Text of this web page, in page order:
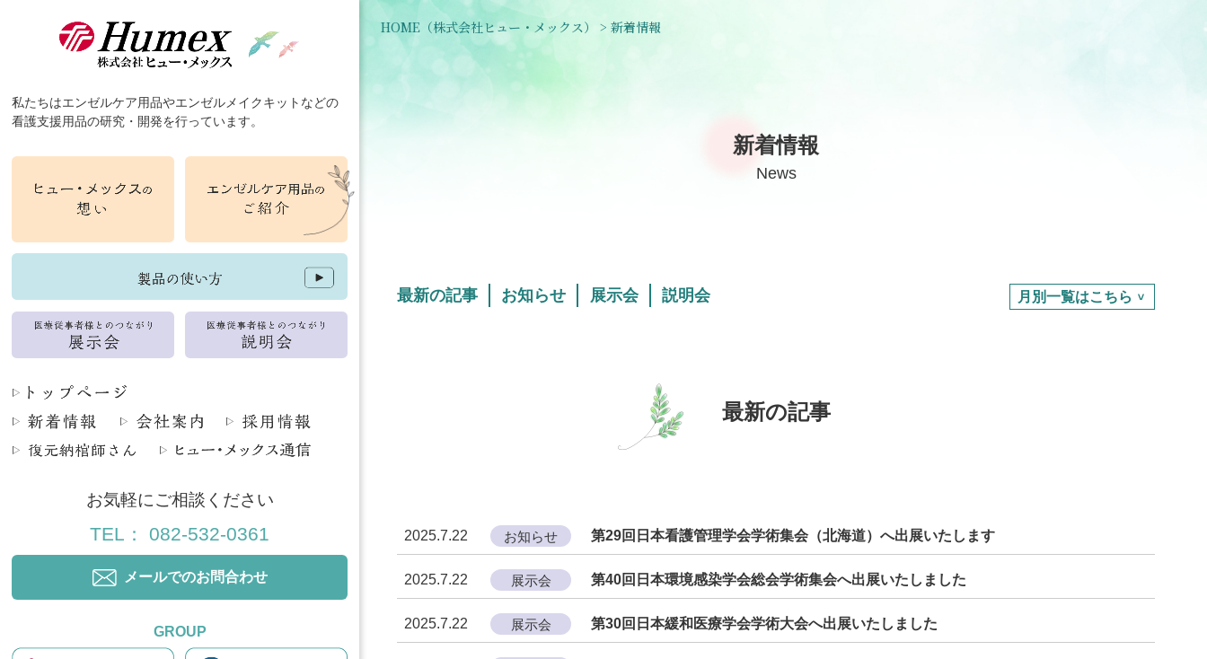
私たちはエンゼルケア用品やエンゼルメイクキット などの
看護支援用品の研究・ 開発を行っています。
お気軽にご相談ください
TEL： 082-532-0361
メールでのお問合わせ
GROUP
HOME （株式会社ヒュー・メックス） > 新着情報
新着情報
News
最新の記事 お知らせ 展示会 説明会 月別一覧はこちら
最新の記事
2025.7.22 お知らせ 第29回日本看護管理学会学術集会（北海道）へ出展いたします
2025.7.22 展示会 第40回日本環境感染学会総会学術集会へ出展いたしました
2025.7.22 展示会 第30回日本緩和医療学会学術大会へ出展いたしました